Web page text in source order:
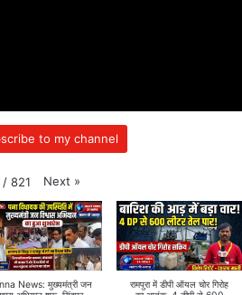
to my channel
/ 821 Next »
News: मुख्यमंत्री जन
रामपुरा में डीपी ऑयल चोर गिरोह